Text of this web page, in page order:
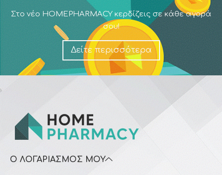
Στο νέο HOMEPHARMACY κερδίζεις σε κάθε αγορά
σου!
Δείτε περισσότερα
Ο ΛΟΓΑΡΙΑΣΜΌΣ ΜΟΥ